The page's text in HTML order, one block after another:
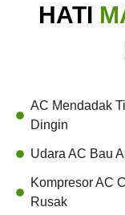
HATI
AC Mendadak
Dingin
Udara AC Bau
Kompresor AC
Rusak